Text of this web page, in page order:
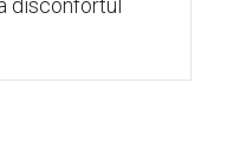
disconfortul